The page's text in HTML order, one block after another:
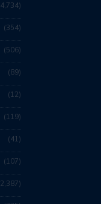
4,734
354
506
89
12
119
41
107
2,387